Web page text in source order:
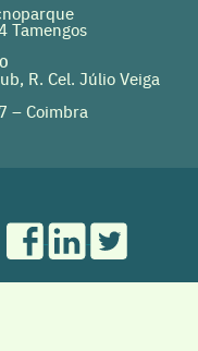
Tamengos
R. Cel. Júlio Veiga
– Coimbra